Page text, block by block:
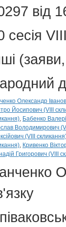
від
сесія
Олександр
Йосипович (VIII
Бабенко
Володимирович
(VIII
Кривенко
Григорович (VIII